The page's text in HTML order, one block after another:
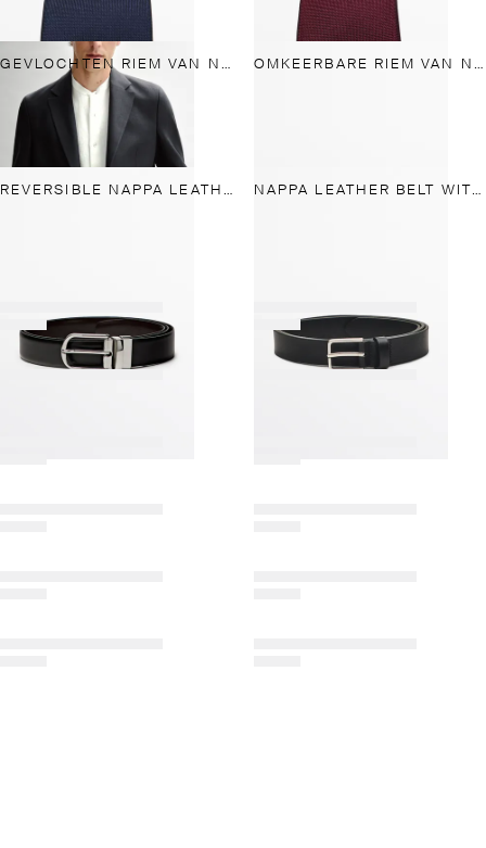
GEVLOCHTEN RIEM VAN NAPPALEER OMKEERBARE RIEM VAN NAPPALEER
REVERSIBLE NAPPA LEATHER BELT NAPPA LEATHER BELT WITH RECTANGULAR BUCKLE